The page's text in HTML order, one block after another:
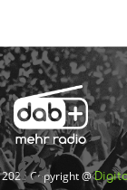
2026 Copyright @